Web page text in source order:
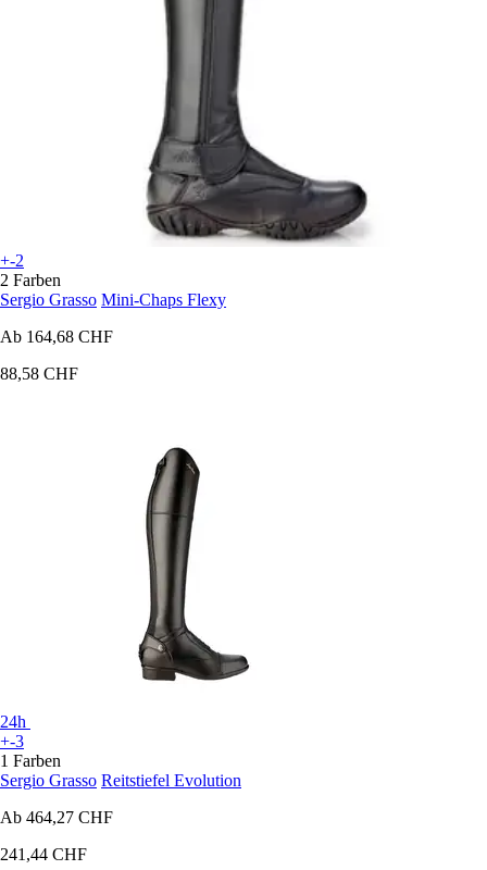
+-2
2 Farben
Sergio Grasso Mini-Chaps Flexy
Ab 164,68 CHF
88,58 CHF
24h
+-3
1 Farben
Sergio Grasso Reitstiefel Evolution
Ab 464,27 CHF
241,44 CHF